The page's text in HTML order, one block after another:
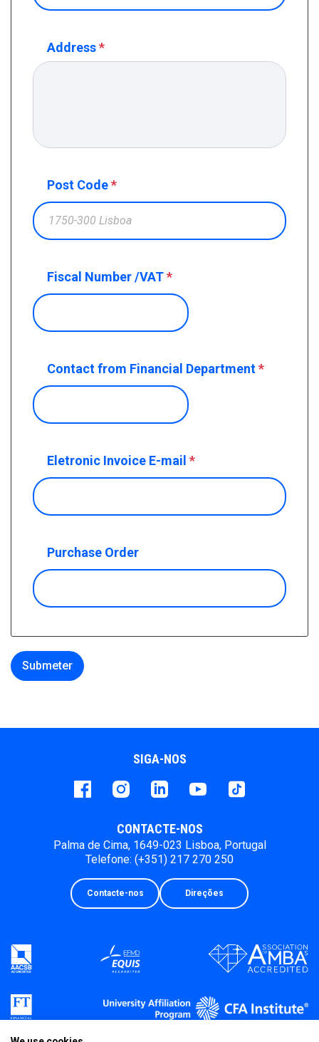
Address*
Post Code*
Fiscal Number /VAT*
Contact from Financial Department*
Eletronic Invoice E-mail *
Purchase Order
Submeter
SIGA-NOS
FacebookinstagramLinkedInYoutube Tiktok
CONTACTE-NOS
Palma de Cima, 1649-023 Lisboa, Portugal
Telefone: (+351) 217 270 250
Contacte-nos Direções